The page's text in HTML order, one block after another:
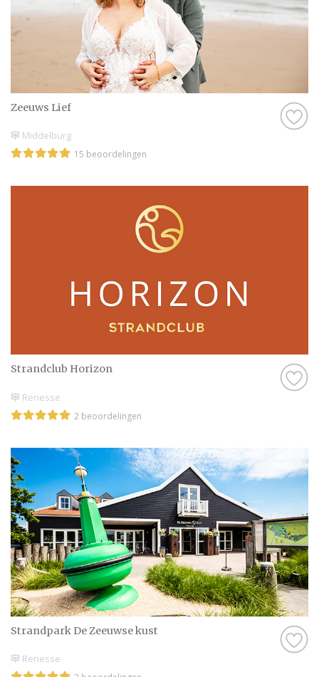
Zeeuws Lief
Middelburg
15 beoordelingen
Strandclub Horizon
Renesse
2 beoordelingen
Strandpark De Zeeuwse kust
Renesse